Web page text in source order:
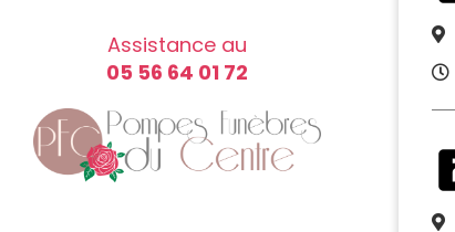
Assistance au
05 56 64 01 72